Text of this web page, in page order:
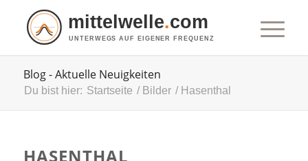
mittelwelle.com
UNTERWEGS AUF EIGENER FREQUENZ
Blog - Aktuelle Neuigkeiten
Du bist hier: Startseite / Bilder / Hasenthal
HASENTHAL